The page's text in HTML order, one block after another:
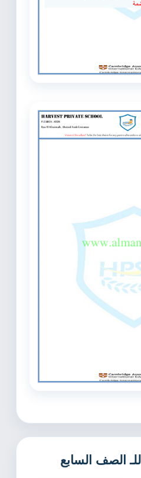
الصف السابع